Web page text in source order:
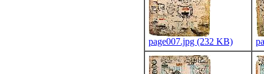
page007.jpg (232 KB)